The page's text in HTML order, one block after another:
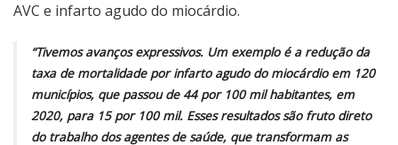
AVC e infarto agudo do miocárdio.
“Tivemos avanços expressivos. Um exemplo é a redução da
taxa de mortalidade por infarto agudo do miocárdio em 120
municípios, que passou de 44 por 100 mil habitantes, em
2020, para 15 por 100 mil. Esses resultados são fruto direto
do trabalho dos agentes de saúde, que transformam as